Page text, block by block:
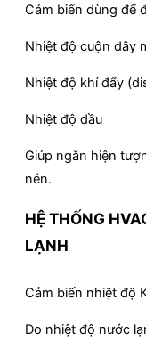
Cảm biến dùng để
Nhiệt độ cuộn dây
Nhiệt độ khí đẩy
Nhiệt độ dầu
Giúp ngăn hiện
nén.
HỆ THỐNG
LẠNH
Cảm biến nhiệt độ
Đo nhiệt độ nước